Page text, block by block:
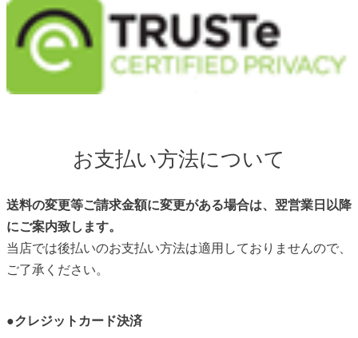
お支払い方法について
送料の変更等ご請求金額に変更がある場合は、翌営業日以降
にご案内致します。
当店では後払いのお支払い方法は適用しておりませんので、
ご了承ください。
●クレジットカード決済